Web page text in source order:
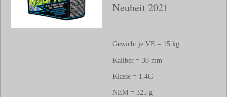
Neuheit 2021
Gewicht je VE = 15 kg
Kaliber = 30 mm
Klasse = 1.4G
NEM = 325 g